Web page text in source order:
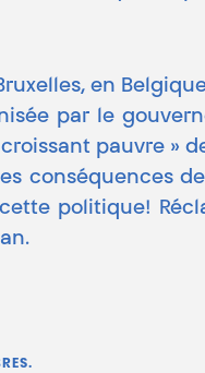
en
par le
pauvre »
conséquences
politique!